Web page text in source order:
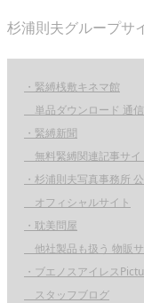
杉浦則夫グループサ
・緊縛桟敷キネマ館
単品ダウンロード 通
・緊縛新聞
無料緊縛関連記事サイ
・杉浦則夫写真事務所
オフィシャルサイト
・耽美問屋
他社製品も扱う 物販サ
・ブエノスアイレス
スタッフブログ